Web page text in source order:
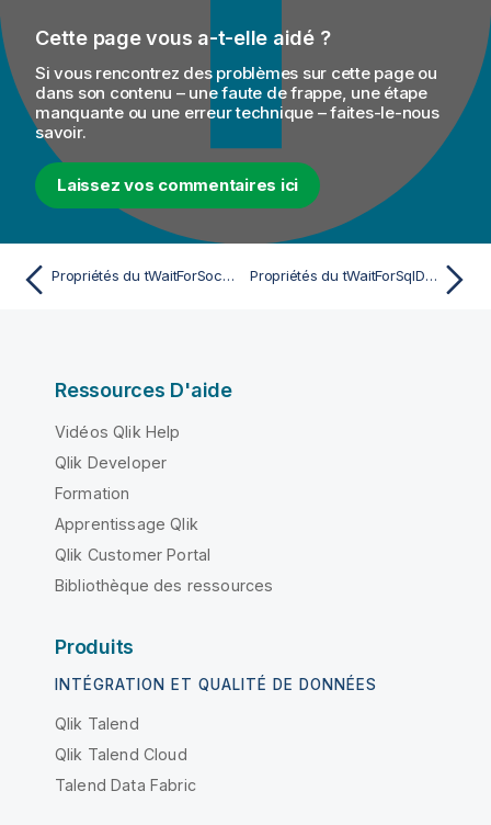
Cette page vous a-t-elle aidé ?
Si vous rencontrez des problèmes sur cette page ou
dans son contenu – une faute de frappe, une étape
manquante ou une erreur technique – faites-le-nous
savoir.
Laissez vos commentaires ici
Propriétés du tWaitForSocket Standard Propriétés du tWaitForSqlData Standard
Ressources D'aide
Vidéos Qlik Help
Qlik Developer
Formation
Apprentissage Qlik
Qlik Customer Portal
Bibliothèque des ressources
Produits
INTÉGRATION ET QUALITÉ DE DONNÉES
Qlik Talend
Qlik Talend Cloud
Talend Data Fabric